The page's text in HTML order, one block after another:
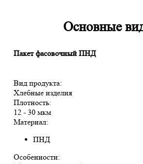
Основные
Пакет фасовочный ПНД
Вид продукта:
Хлебные изделия
Плотность:
12 - 30 мкм
Материал:
ПНД
Особенности: